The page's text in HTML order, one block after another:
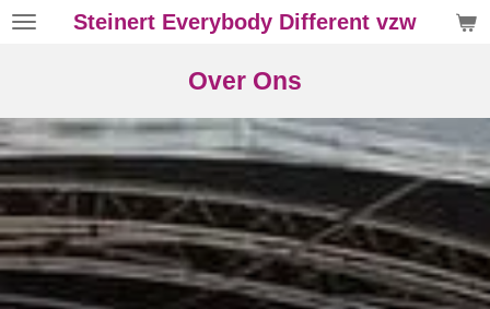
Ga
Steinert Everybody Different vzw
Over Ons